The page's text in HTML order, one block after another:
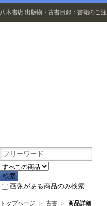
八木書店 出版物・古書目録：書籍のご
画像がある商品のみ検索
トップページ ＞ 古書 ＞ 商品詳細